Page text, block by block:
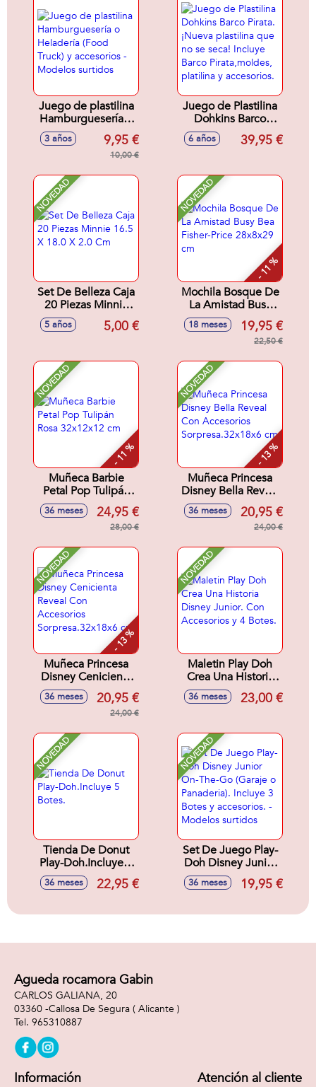
Juego de plastilina
Hamburguesería o
Heladería (Food
Truck) y accesorios
- Modelos surtidos
3 años 9,95 €
10,00 €
Juego de Plastilina
Dohkins Barco
Pirata.¡Nueva
plastilina que no se
platilina y
accesorios.
6 años 39,95 €
NOVEDAD
Set De Belleza Caja
20 Piezas Minnie
16.5 X 18.0 X 2.0
5 años 5,00 €
NOVEDAD
- 11 %
Mochila Bosque De
La Amistad Busy
Bea Fisher-Price
28x8x29 cm
18 meses 19,95 €
22,50 €
NOVEDAD
- 11 %
Muñeca Barbie
Petal Pop Tulipán
Rosa 32x12x12 cm
36 meses 24,95 €
28,00 €
NOVEDAD
- 13 %
Muñeca Princesa
Disney Bella Reveal
Con Accesorios
Sorpresa.32x18x6
36 meses 20,95 €
24,00 €
NOVEDAD
- 13 %
Muñeca Princesa
Disney Cenicienta
Reveal Con
Accesorios
Sorpresa.32x18x6
36 meses 20,95 €
24,00 €
NOVEDAD
Maletin Play Doh
Crea Una Historia
Disney Junior. Con
Accesorios y 4
36 meses 23,00 €
NOVEDAD
Tienda De Donut
Play-Doh.Incluye 5
Botes.
36 meses 22,95 €
NOVEDAD
Set De Juego Play-
Doh Disney Junior
On-The-Go (Garaje
o Panaderia).
accesorios. -
36 meses 19,95 €
Agueda rocamora Gabin
CARLOS GALIANA, 20
03360 -Callosa De Segura ( Alicante )
965310887
Información Atención al cliente